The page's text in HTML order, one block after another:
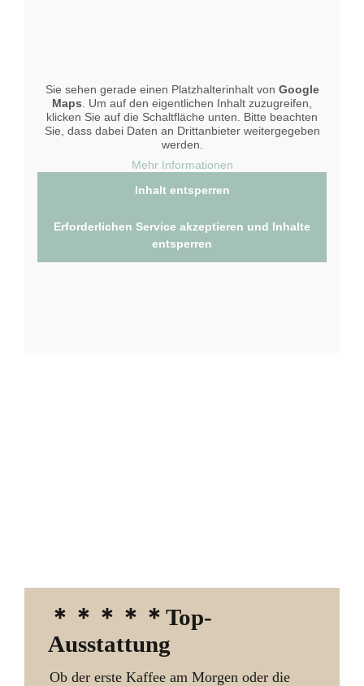
Sie sehen gerade einen Platzhalterinhalt von Google
Maps. Um auf den eigentlichen Inhalt zuzugreifen,
klicken Sie auf die Schaltfläche unten. Bitte beachten
Sie, dass dabei Daten an Drittanbieter weitergegeben
werden.
Mehr Informationen
Inhalt entsperren
Erforderlichen Service akzeptieren und Inhalte
entsperren
＊＊＊＊＊Top-
Ausstattung
Ob der erste Kaffee am Morgen oder die